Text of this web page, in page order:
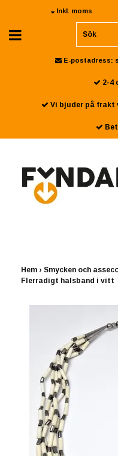
Inkl. moms
E-postadress:
2-4
Vi bjuder på frakt
Hem › Smycken och
Flerradigt halsband i vitt